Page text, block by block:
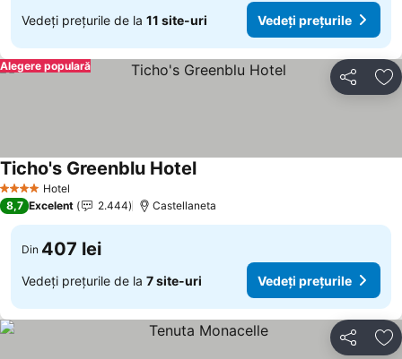
Vedeți prețurile de la 11 site-uri Vedeți prețurile
Distribuiți
Alegere populară
4 Stele Hotel
Ticho's Greenblu HotelVedeți prețurile
8,7 Excelent 2.444 Castellaneta
Din 407 lei
Vedeți prețurile de la 7 site-uri Vedeți prețurile
Distribuiți